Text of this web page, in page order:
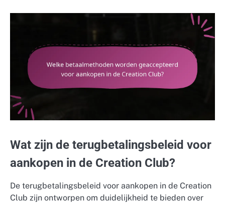
Wat zijn de terugbetalingsbeleid voor
aankopen in de Creation Club?
De terugbetalingsbeleid voor aankopen in de Creation
Club zijn ontworpen om duidelijkheid te bieden over